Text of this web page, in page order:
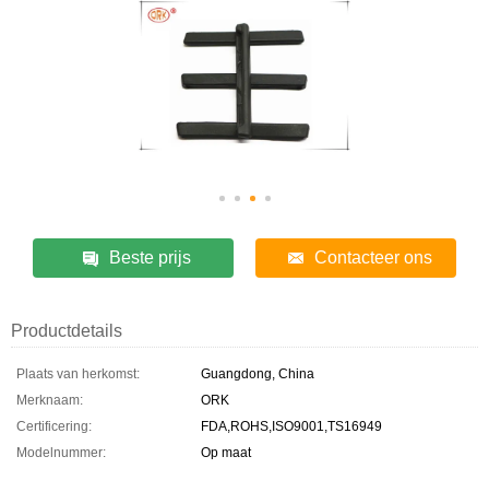
Beste prijs Contacteer ons
Productdetails
Plaats van herkomst:
Guangdong, China
Merknaam:
ORK
Certificering:
FDA,ROHS,ISO9001,TS16949
Modelnummer:
Op maat